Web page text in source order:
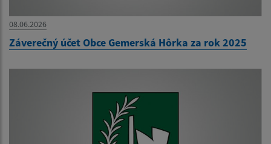
08.06.2026
Záverečný účet Obce Gemerská Hôrka za rok 2025